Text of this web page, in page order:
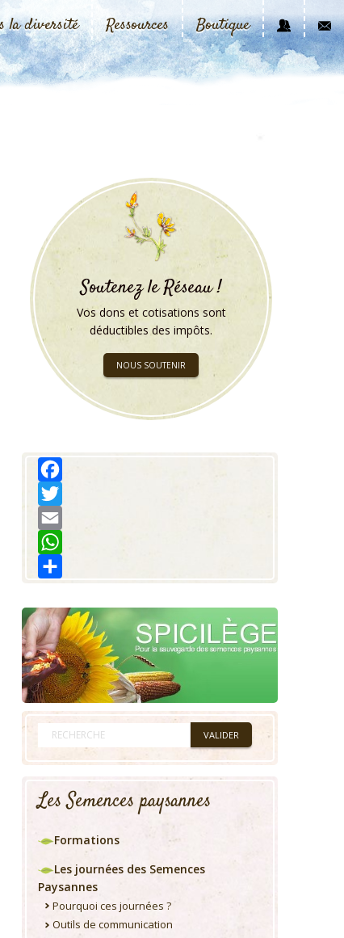
la diversité Ressources Boutique
Soutenez le Réseau !
Vos dons et cotisations sont
déductibles des impôts.
NOUS SOUTENIR
Facebook
Twitter
Email
WhatsApp
Les Semences paysannes
Formations
Les journées des Semences
Paysannes
Pourquoi ces journées ?
Outils de communication